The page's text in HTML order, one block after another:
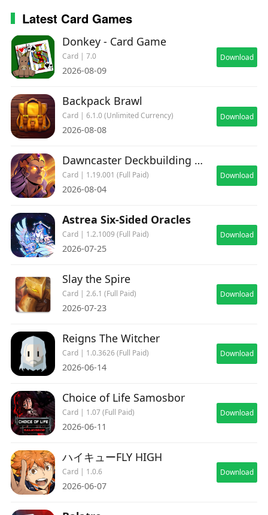
Latest Card Games
Donkey - Card Game
Card | 7.0
2026-08-09
Download
Backpack Brawl
Card | 6.1.0 (Unlimited Currency)
2026-08-08
Download
Dawncaster Deckbuilding RPG
Card | 1.19.001 (Full Paid)
2026-08-04
Download
Astrea Six-Sided Oracles
Card | 1.2.1009 (Full Paid)
2026-07-25
Download
Slay the Spire
Card | 2.6.1 (Full Paid)
2026-07-23
Download
Reigns The Witcher
Card | 1.0.3626 (Full Paid)
2026-06-14
Download
Choice of Life Samosbor
Card | 1.07 (Full Paid)
2026-06-11
Download
ハイキューFLY HIGH
Card | 1.0.6
2026-06-07
Download